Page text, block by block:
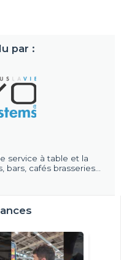
par :
service à table et la
cafés brasseries...